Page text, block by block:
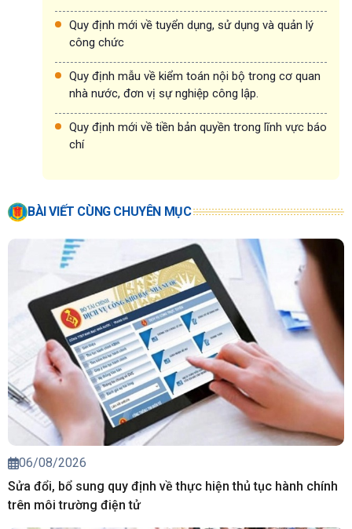
Quy định mới về tuyển dụng, sử dụng và quản lý
công chức
Quy định mẫu về kiểm toán nội bộ trong cơ quan
nhà nước, đơn vị sự nghiệp công lập.
Quy định mới về tiền bản quyền trong lĩnh vực báo
chí
BÀI VIẾT CÙNG CHUYÊN MỤC
06/08/2026
Sửa đổi, bổ sung quy định về thực hiện thủ tục hành chính
trên môi trường điện tử